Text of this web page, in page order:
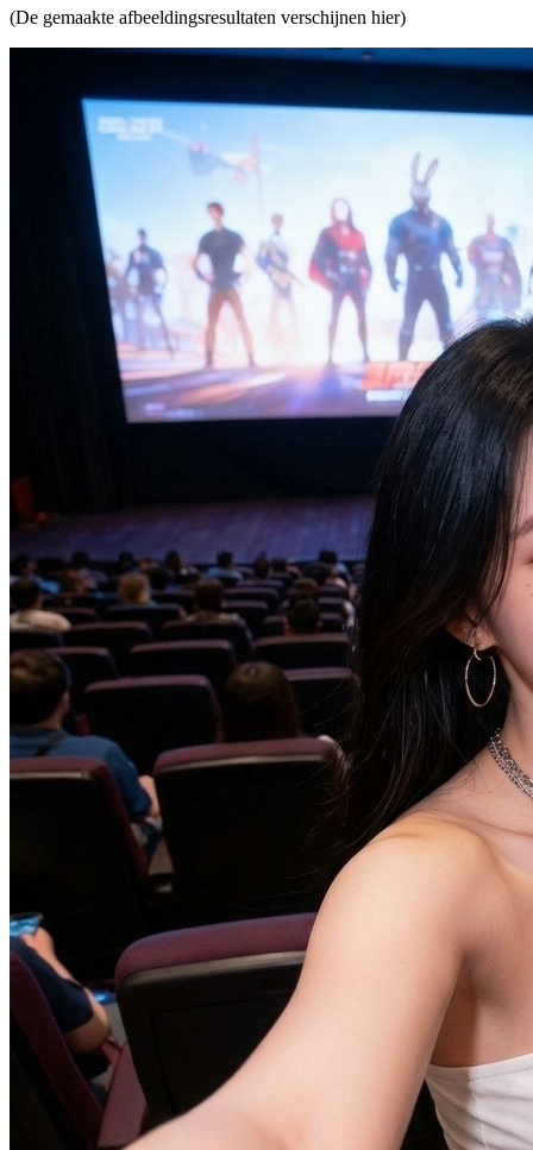
(De gemaakte afbeeldingsresultaten verschijnen hier)